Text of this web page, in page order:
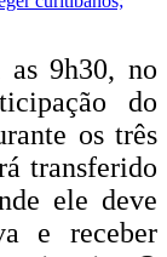
as 9h30, no
do
os três
transferido
ele deve
e receber